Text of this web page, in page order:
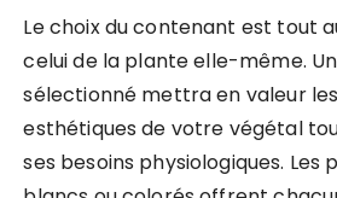
Le choix du contenant est tout
celui de la plante elle-même.
sélectionné mettra en valeur
esthétiques de votre végétal
ses besoins physiologiques.